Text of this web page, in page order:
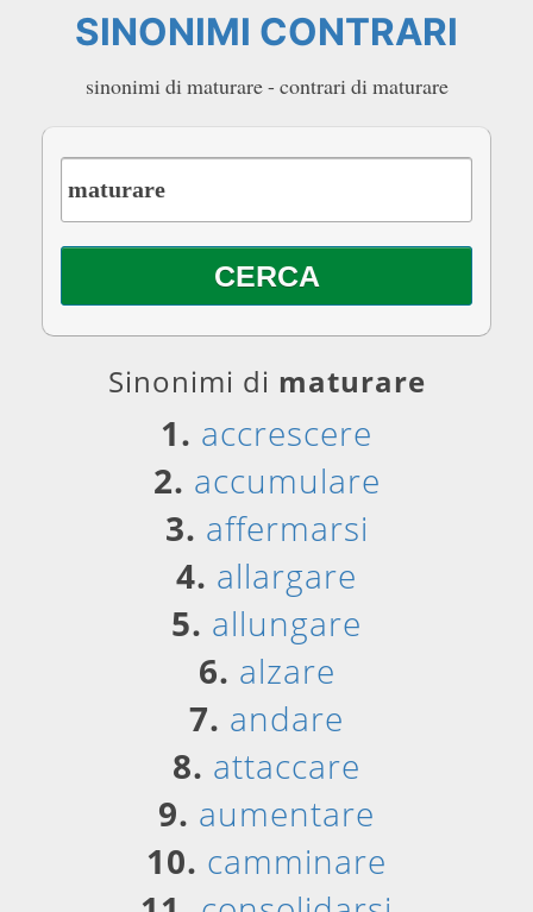
SINONIMI CONTRARI
sinonimi di maturare - contrari di maturare
Sinonimi di maturare
1. accrescere
2. accumulare
3. affermarsi
4. allargare
5. allungare
6. alzare
7. andare
8. attaccare
9. aumentare
10. camminare